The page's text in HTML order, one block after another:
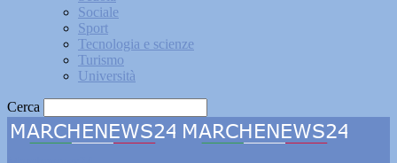
Sociale
Sport
Tecnologia e scienze
Turismo
Università
Cerca